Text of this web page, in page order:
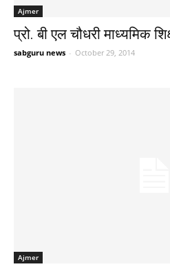
Ajmer
प्रो. बी एल चौधरी माध्यमिक
sabguru news - October 29, 2014
Ajmer